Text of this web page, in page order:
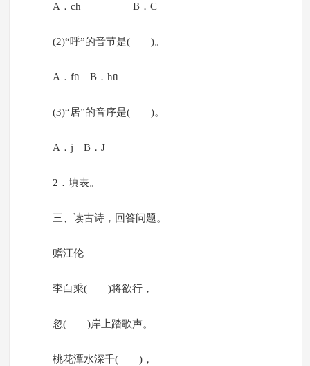
A．ch B．C
(2)“呼”的音节是( )。
A．fū B．hū
(3)“居”的音序是( )。
A．j B．J
2．填表。
三、读古诗，回答问题。
赠汪伦
李白乘( )将欲行，
忽( )岸上踏歌声。
桃花潭水深千( )，